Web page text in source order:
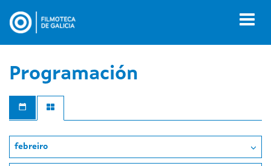
contido
Programación
febreiro